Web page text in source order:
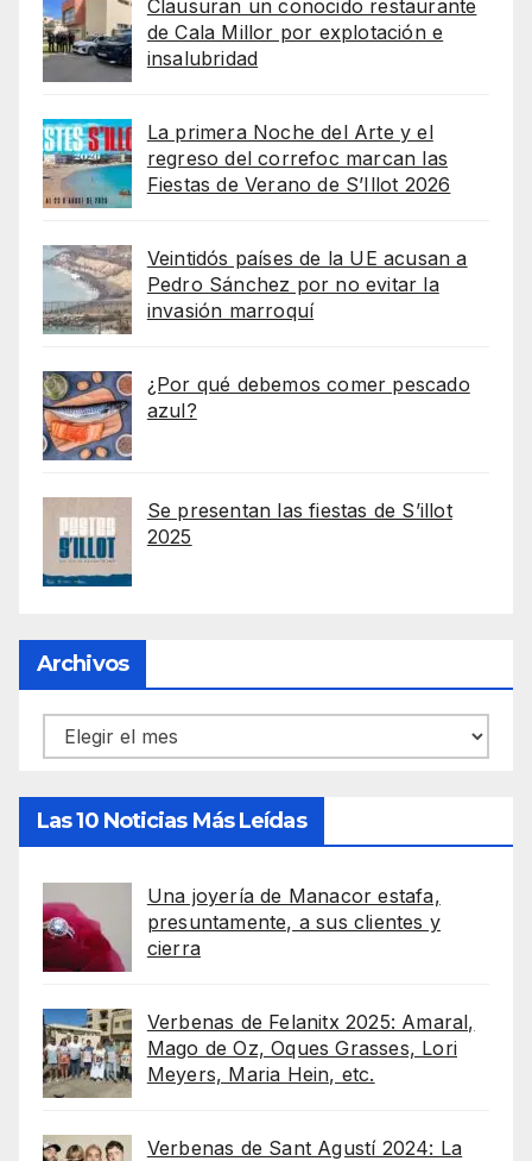
Clausuran un conocido restaurante
de Cala Millor por explotación e
insalubridad
La primera Noche del Arte y el
regreso del correfoc marcan las
Fiestas de Verano de S’Illot 2026
Veintidós países de la UE acusan a
Pedro Sánchez por no evitar la
invasión marroquí
¿Por qué debemos comer pescado
azul?
Se presentan las fiestas de S’illot
2025
Archivos
Archivos
Las 10 Noticias Más Leídas
Una joyería de Manacor estafa,
presuntamente, a sus clientes y
cierra
Verbenas de Felanitx 2025: Amaral,
Mago de Oz, Oques Grasses, Lori
Meyers, Maria Hein, etc.
Verbenas de Sant Agustí 2024: La